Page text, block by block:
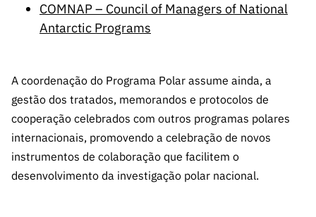
COMNAP – Council of Managers of National
Antarctic Programs
A coordenação do Programa Polar assume ainda, a
gestão dos tratados, memorandos e protocolos de
cooperação celebrados com outros programas polares
internacionais, promovendo a celebração de novos
instrumentos de colaboração que facilitem o
desenvolvimento da investigação polar nacional.